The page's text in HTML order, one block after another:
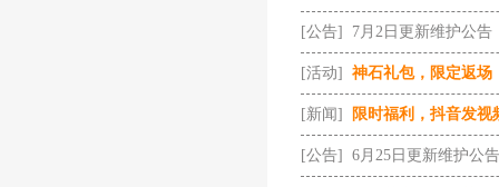
[公告] 7月2日更新维护公告
[活动] 神石礼包，限定返场
[新闻] 限时福利，抖音发视
[公告] 6月25日更新维护公告